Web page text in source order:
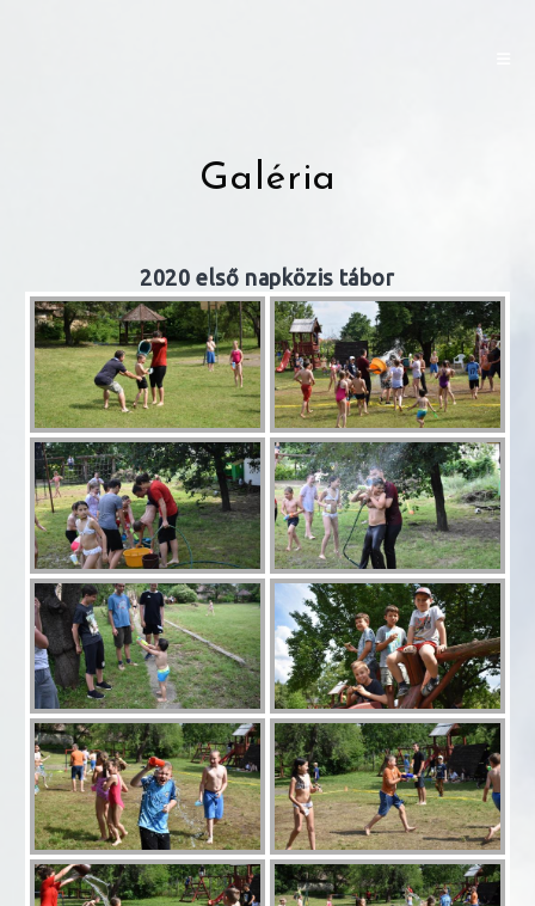
Galéria
2020 első napközis tábor